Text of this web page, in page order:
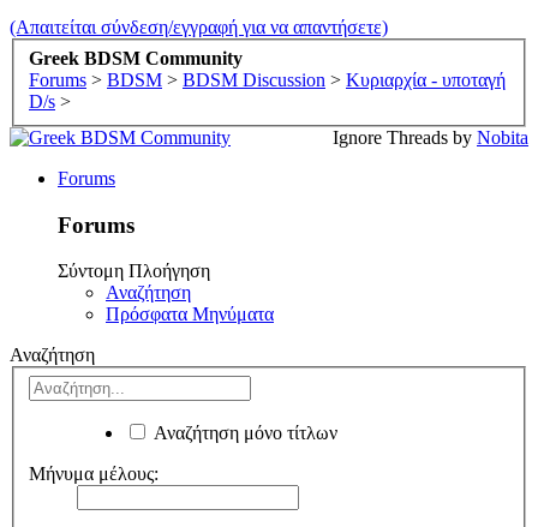
(Απαιτείται σύνδεση/εγγραφή για να απαντήσετε)
Greek BDSM Community
Forums > BDSM > BDSM Discussion > Κυριαρχία - υποταγή
D/s >
Ignore Threads by Nobita
Forums
Forums
Σύντομη Πλοήγηση
Αναζήτηση
Πρόσφατα Μηνύματα
Αναζήτηση
Αναζήτηση μόνο τίτλων
Μήνυμα μέλους: